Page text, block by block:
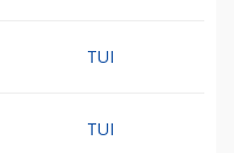
TUI
TUI